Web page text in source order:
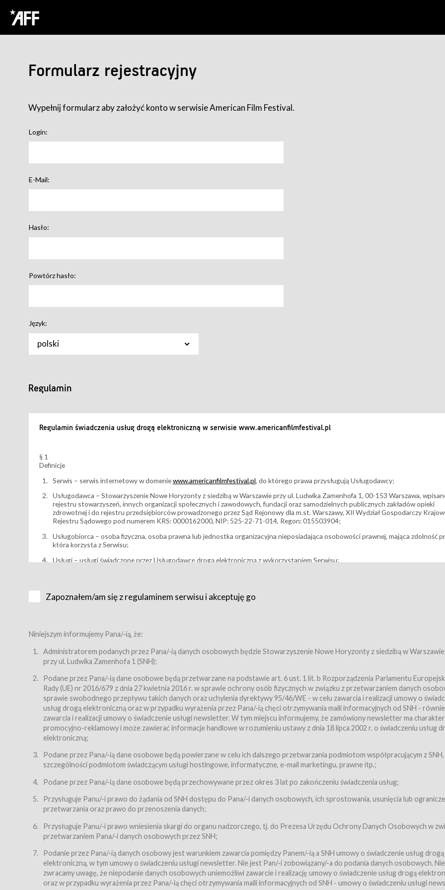
Formularz rejestracyjny
Wypełnij formularz aby założyć konto w serwisie American Film Festival.
Login:
E-Mail:
Hasło:
Powtórz hasło:
Język:
polski
Regulamin
Regulamin świadczenia usług drogą elektroniczną w serwisie www.americanfilmfestival.pl
§ 1
Definicje
Serwis – serwis internetowy w domeniewww.americanfilmfestival.pl, do którego prawa przysługują Usługodawcy;
Usługodawca – Stowarzyszenie Nowe Horyzonty z siedzibą w Warszawie przy ul. Ludwika Zamenhofa 1, 00-153 Warszawa,
rejestru stowarzyszeń, innych organizacji społecznych i zawodowych, fundacji oraz samodzielnych publicznych zakładów opieki
zdrowotnej i do rejestru przedsiębiorców prowadzonego przez Sąd Rejonowy dla m.st. Warszawy, XII Wydział Gospodarczy
Rejestru Sądowego pod numerem KRS: 0000162000, NIP: 525-22-71-014, Regon: 015503904;
Usługobiorca – osoba fizyczna, osoba prawna lub jednostka organizacyjna nieposiadająca osobowości prawnej, mająca zdolność
która korzysta z Serwisu;
Usługi – usługi świadczone przez Usługodawcę drogą elektroniczną z wykorzystaniem Serwisu;
Karnety – wybrane dokumenty potwierdzające zawarcie umowy z Usługodawcą i uprawniające do wzięcia udziału w Wydarzeniu,
Bilety – wybrane dokumenty potwierdzające zawarcie umowy z Usługodawcą i uprawniające do wzięcia udziału w Wydarzeniu,
przewidziane przez Usługodawcę dla danego Wydarzenia, tj. uprawniające do uczestnictwa w wielu albo w pojedynczych seansach
filmowych, wydarzeniach specjalnych i koncertach;
Sklep – sklep internetowy prowadzony przez Usługodawcę w Serwisie;
Regulamin – niniejszy regulamin.
§ 2
Postanowienia ogólne
Regulamin określa zasady:
świadczenia Usługobiorcom Usług przez Usługodawcę, z zastrzeżeniem usług, o których mowa w ust. 2 pkt. 4 i 5 poniżej,
zasady świadczenia precyzują odrębne regulaminy,
przetwarzania przez Usługodawcę danych osobowych Usługobiorców będących osobami fizycznymi.
Usługodawca świadczy w szczególności następujące Usługi:Usługodawca świadczy Usługi drogą elektroniczną w rozumieniu
dnia 18 lipca 2002 r. o świadczeniu usług drogą elektroniczną (Dz.U. z 2002 r., Nr 144, poz. 1204, z późń. zm.). Usługi świadczone są
nieodpłatnie.
usługę przeglądania i odczytywania przez Usługobiorców materiałów zamieszczanych w Serwisie,
usługę newsletter,
usługę zawierania na odległość umów nabycia Karnetów i Biletów,
usługę zawierania na odległość umów sprzedaży w Sklepie.
Usługodawca świadczy Usługi drogą elektroniczną w rozumieniu ustawy z dnia 18 lipca 2002 r. o świadczeniu usług drogą
(Dz.U. z 2002 r., Nr 144, poz. 1204, z późń. zm.). Usługi świadczone są nieodpłatnie.
Zapoznałem/am się z regulaminem serwisu i akceptuję go
Niniejszym informujemy Pana/-ią, że:
Administratorem podanych przez Pana/-ią danych osobowych będzie Stowarzyszenie Nowe Horyzonty z siedzibą w
przy ul. Ludwika Zamenhofa 1 (SNH);
Podane przez Pana/-ią dane osobowe będą przetwarzane na podstawie art. 6 ust. 1 lit. b Rozporządzenia Parlamentu
Rady (UE) nr 2016/679 z dnia 27 kwietnia 2016 r. w sprawie ochrony osób fizycznych w związku z przetwarzaniem danych
sprawie swobodnego przepływu takich danych oraz uchylenia dyrektywy 95/46/WE - w celu zawarcia i realizacji umowy o
usług drogą elektroniczną oraz w przypadku wyrażenia przez Pana/-ią chęci otrzymywania maili informacyjnych od SNH -
zawarcia i realizacji umowy o świadczenie usługi newsletter. W tym miejscu informujemy, że zamówiony newsletter ma charakter
promocyjno-reklamowy i może zawierać informacje handlowe w rozumieniu ustawy z dnia 18 lipca 2002 r. o świadczeniu usług
elektroniczną;
Podane przez Pana/-ią dane osobowe będą powierzane w celu ich dalszego przetwarzania podmiotom współpracującym z
szczególności podmiotom świadczącym usługi hostingowe, informatyczne, e-mail marketingu, prawne itp.;
Podane przez Pana/-ią dane osobowe będą przechowywane przez okres 3 lat po zakończeniu świadczenia usług;
Przysługuje Panu/-i prawo do żądania od SNH dostępu do Pana/-i danych osobowych, ich sprostowania, usunięcia lub
przetwarzania oraz prawo do przenoszenia danych;
Przysługuje Panu/-i prawo wniesienia skargi do organu nadzorczego, tj. do Prezesa Urzędu Ochrony Danych Osobowych w
przetwarzaniem Pana/-i danych osobowych przez SNH;
Podanie przez Pana/-ią danych osobowy jest warunkiem zawarcia pomiędzy Panem/-ią a SNH umowy o świadczenie usług drogą
elektroniczną, w tym umowy o świadczeniu usługi newsletter. Nie jest Pan/-i zobowiązany/-a do podania danych osobowych.
zwracamy uwagę, że niepodanie danych osobowych uniemożliwi zawarcie i realizację umowy o świadczenie usług drogą
oraz w przypadku wyrażenia przez Pana/-ią chęci otrzymywania maili informacyjnych od SNH - umowy o świadczeniu usługi